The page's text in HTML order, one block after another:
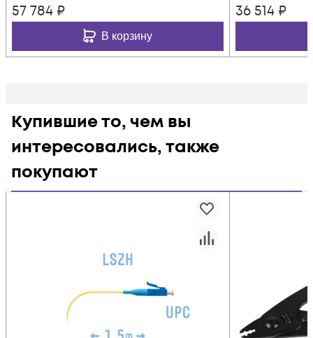
57 784 ₽
В корзину
36 514 ₽
Купившие то, чем вы
интересовались, также
покупают